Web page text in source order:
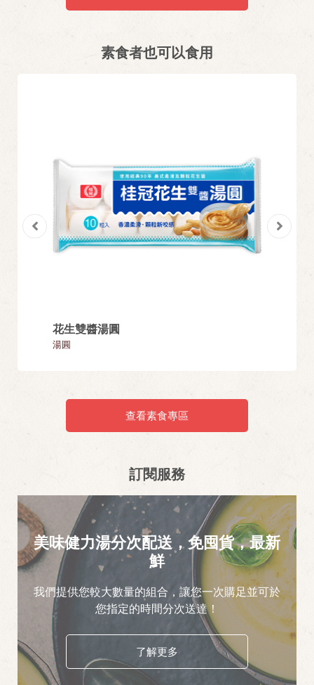
素食者也可以食用
花生雙醬湯圓
湯圓
查看素食專區
訂閱服務
美味健力湯分次配送，免囤貨，最新
鮮
我們提供您較大數量的組合，讓您一次購足並可於
您指定的時間分次送達！
了解更多